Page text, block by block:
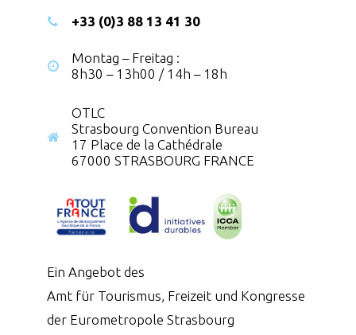
+33 (0)3 88 13 41 30
Montag – Freitag :
8h30 – 13h00 / 14h – 18h
OTLC
Strasbourg Convention Bureau
17 Place de la Cathédrale
67000 STRASBOURG FRANCE
Ein Angebot des
Amt für Tourismus, Freizeit und Kongresse
der Eurometropole Strasbourg